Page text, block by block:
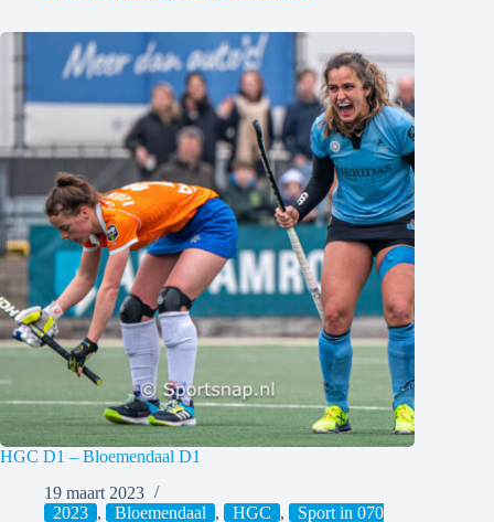
HGC D1 – Bloemendaal D1
19 maart 2023
2023 , Bloemendaal , HGC , Sport in 070